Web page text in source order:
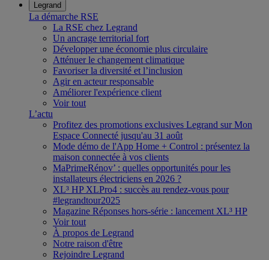
Legrand
La démarche RSE
La RSE chez Legrand
Un ancrage territorial fort
Développer une économie plus circulaire
Atténuer le changement climatique
Favoriser la diversité et l’inclusion
Agir en acteur responsable
Améliorer l'expérience client
Voir tout
L’actu
Profitez des promotions exclusives Legrand sur Mon
Espace Connecté jusqu'au 31 août
Mode démo de l'App Home + Control : présentez la
maison connectée à vos clients
MaPrimeRénov’ : quelles opportunités pour les
installateurs électriciens en 2026 ?
XL³ HP XLPro4 : succès au rendez-vous pour
#legrandtour2025
Magazine Réponses hors-série : lancement XL³ HP
Voir tout
À propos de Legrand
Notre raison d'être
Rejoindre Legrand